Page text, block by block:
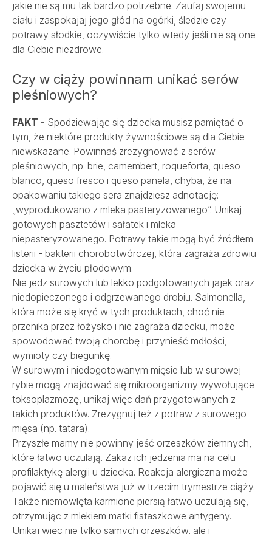
jakie nie są mu tak bardzo potrzebne. Zaufaj swojemu
ciału i zaspokajaj jego głód na ogórki, śledzie czy
potrawy słodkie, oczywiście tylko wtedy jeśli nie są one
dla Ciebie niezdrowe.
Czy w ciąży powinnam unikać serów
pleśniowych?
FAKT - Spodziewając się dziecka musisz pamiętać o
tym, że niektóre produkty żywnościowe są dla Ciebie
niewskazane. Powinnaś zrezygnować z serów
pleśniowych, np. brie, camembert, roqueforta, queso
blanco, queso fresco i queso panela, chyba, że na
opakowaniu takiego sera znajdziesz adnotację:
„wyprodukowano z mleka pasteryzowanego”. Unikaj
gotowych pasztetów i sałatek i mleka
niepasteryzowanego. Potrawy takie mogą być źródłem
listerii - bakterii chorobotwórczej, która zagraża zdrowiu
dziecka w życiu płodowym.
Nie jedz surowych lub lekko podgotowanych jajek oraz
niedopieczonego i odgrzewanego drobiu. Salmonella,
która może się kryć w tych produktach, choć nie
przenika przez łożysko i nie zagraża dziecku, może
spowodować twoją chorobę i przynieść mdłości,
wymioty czy biegunkę.
W surowym i niedogotowanym mięsie lub w surowej
rybie mogą znajdować się mikroorganizmy wywołujące
toksoplazmozę, unikaj więc dań przygotowanych z
takich produktów. Zrezygnuj też z potraw z surowego
mięsa (np. tatara).
Przyszłe mamy nie powinny jeść orzeszków ziemnych,
które łatwo uczulają. Zakaz ich jedzenia ma na celu
profilaktykę alergii u dziecka. Reakcja alergiczna może
pojawić się u maleństwa już w trzecim trymestrze ciąży.
Także niemowlęta karmione piersią łatwo uczulają się,
otrzymując z mlekiem matki fistaszkowe antygeny.
Unikaj więc nie tylko samych orzeszków, ale i